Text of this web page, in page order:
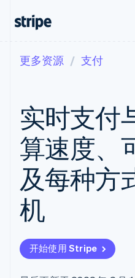
支付
在线支付
Managed
Payments
备案商家解决
方案
Payment links
无代码支付
Checkout
预构建支付界
面
灵活的 UI 组件
Payment
经常
按用
订阅
一次
按企业阶段
按应用场景
智能体商务
加密货币
电子商务
应用内支付
交易市场
资金管理
文档
库与 SDK
Stripe
指南
接受线上
提供按用量
发行稳定币
通过智能体
学习
指南
支持
获取支
托管支持
公司
更多资源 支付
实时支付
算速度、
及每种方
机
开始使用 Stripe